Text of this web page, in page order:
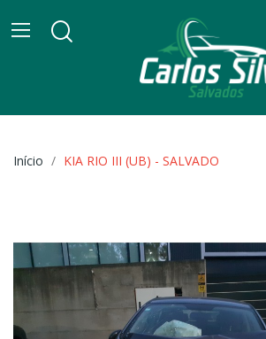
Início KIA RIO III (UB) - SALVADO